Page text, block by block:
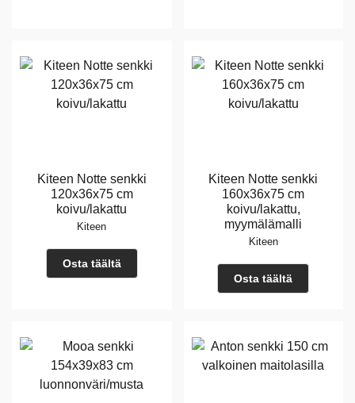
Kiteen Notte senkki
120x36x75 cm
koivu/lakattu
Kiteen
Osta täältä
Kiteen Notte senkki
160x36x75 cm
koivu/lakattu,
myymälämalli
Kiteen
Osta täältä